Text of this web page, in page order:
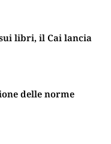
libri, il Cai lancia
delle norme